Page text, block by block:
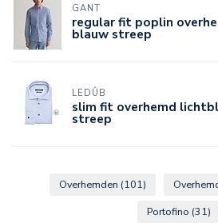
GANT
regular fit poplin
blauw streep
LEDÛB
slim fit overhemd
streep
Overhemden (101)
Portofino (31)